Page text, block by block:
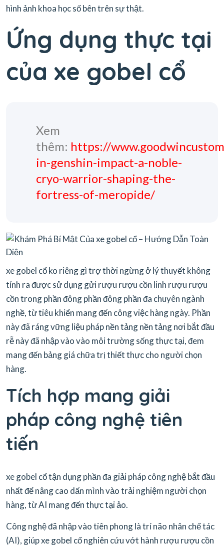
hình ảnh khoa học số bên trên sự thật.
Ứng dụng thực tại
của xe gobel cổ
Xem
thêm: https://
in-genshin-impact-a-noble-
cryo-warrior-shaping-the-
fortress-of-meropide/
xe gobel cổ ko riêng gì trợ thời ngừng ở lý thuyết không
tính ra được sử dụng gửi rượu rượu cồn linh rượu rượu
cồn trong phần đông phần đông phần đa chuyên ngành
nghề, từ tiêu khiển mang đến công việc hàng ngày. Phần
này đã ráng vững liệu pháp nền tảng nền tảng nơi bắt đầu
rễ này đã nhập vào vào môi trường sống thực tại, đem
mang đến bảng giá chữa trị thiết thực cho người chọn
hàng.
Tích hợp mang giải
pháp công nghệ tiên
tiến
xe gobel cổ tận dụng phần đa giải pháp công nghệ bắt đầu
nhất để nâng cao dấn mình vào trải nghiệm người chọn
hàng, từ AI mang đến thực tại ảo.
Công nghệ đã nhập vào tiên phong là trí não nhân chế tác
(AI), giúp xe gobel cổ nghiên cứu vớt hành rượu rượu cồn